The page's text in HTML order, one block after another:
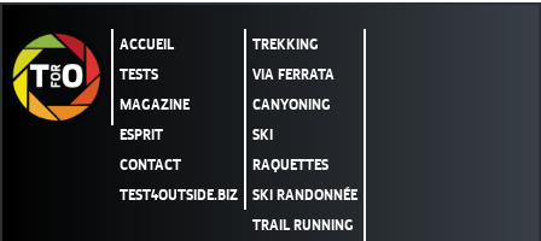
ACCUEIL
TESTS
MAGAZINE
ESPRIT
CONTACT
TEST4OUTSIDE.BIZ
TREKKING
VIA FERRATA
CANYONING
SKI
RAQUETTES
SKI RANDONNÉE
TRAIL RUNNING